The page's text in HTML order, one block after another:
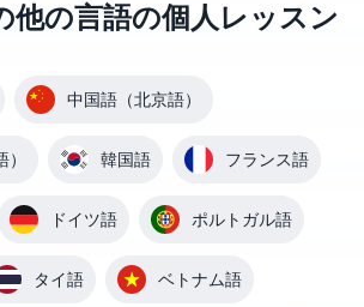
他の言語の個人レッスン
中国語（北京語）
韓国語 フランス語
ドイツ語 ポルトガル語
タイ語 ベトナム語